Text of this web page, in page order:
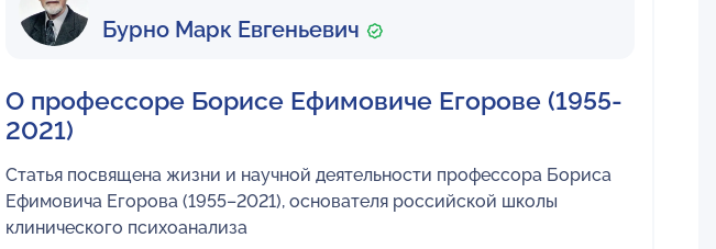
Бурно Марк Евгеньевич
О профессоре Борисе Ефимовиче Егорове (1955-
2021)
Статья посвящена жизни и научной деятельности профессора Бориса
Ефимовича Егорова (1955–2021), основателя российской школы
клинического психоанализа